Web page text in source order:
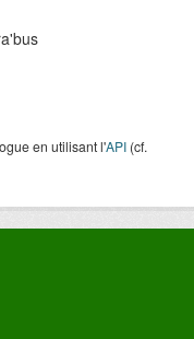
en utilisant l'API (cf.